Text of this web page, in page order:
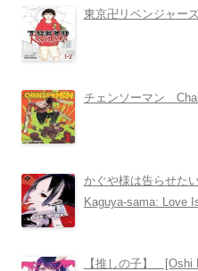
東京卍リベンジャー
チェンソーマン
かぐや様は告らせた
Kaguya-sama: Love
【推しの子】 [Oshi